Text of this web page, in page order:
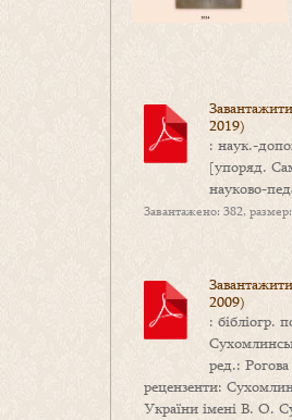
2019)
: наук.-
[упоряд.
науково-
Завантажено: 382,
2009)
:
ред.:
рецензенти:
України імені В. О.